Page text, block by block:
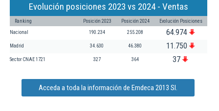
Evolución posiciones 2023 vs 2024 - Ventas
Ranking Posición 2023 Posición 2024 Evolución Posiciones
Nacional 190.234 255.208 64.974
Madrid 34.630 46.380 11.750
Sector CNAE 1721 327 364 37
Acceda a toda la información de Emdeca 2013 Sl.